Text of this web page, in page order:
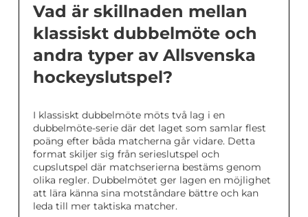
Vad är skillnaden mellan
klassiskt dubbelmöte och
andra typer av Allsvenska
hockeyslutspel?
I klassiskt dubbelmöte möts två lag i en
dubbelmöte-serie där det laget som samlar flest
poäng efter båda matcherna går vidare. Detta
format skiljer sig från serieslutspel och
cupslutspel där matchserierna bestäms genom
olika regler. Dubbelmötet ger lagen en möjlighet
att lära känna sina motståndare bättre och kan
leda till mer taktiska matcher.